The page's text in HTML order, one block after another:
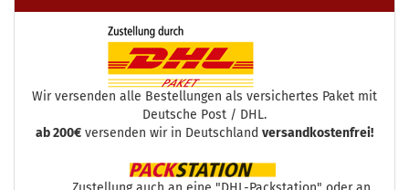
Wir versenden alle Bestellungen als versichertes Paket mit
Deutsche Post / DHL.
ab 200€ versenden wir in Deutschland versandkostenfrei!